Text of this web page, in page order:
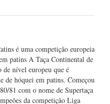
é uma competição europeia
patins A Taça Continental de
de nível europeu que é
de hóquei em patins. Começou
81 com o nome de Supertaça
da competição Liga